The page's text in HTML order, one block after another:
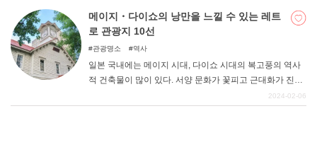
파워 스폿 순례를 떠나보는 것은 어떨까. 이와테현의 추천
파워 스폿 10곳을 소개합니다.
메이지・다이쇼의 낭만을 느낄 수 있는 레트
로 관광지 10선
관광명소 역사
일본 국내에는 메이지 시대, 다이쇼 시대의 복고풍의 역사
적 건축물이 많이 있다. 서양 문화가 꽃피고 근대화가 진행
된 시대의 건축물은 현대의 건물과는 또 다른 분위기를 자
2024-02-06